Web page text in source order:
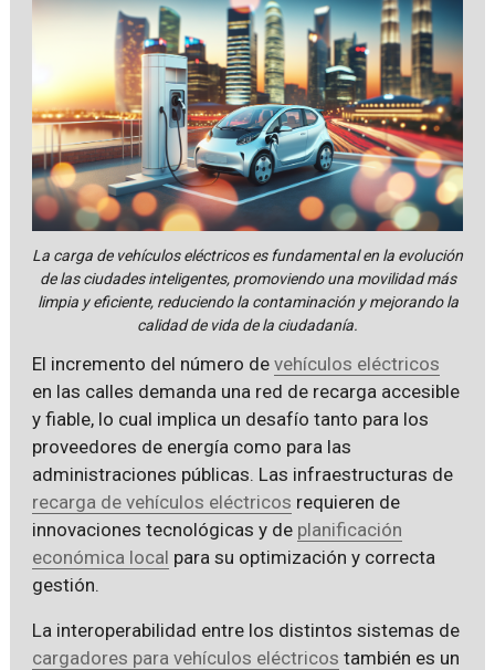
La carga de vehículos eléctricos es fundamental en la evolución
de las ciudades inteligentes, promoviendo una movilidad más
limpia y eficiente, reduciendo la contaminación y mejorando la
calidad de vida de la ciudadanía.
El incremento del número de vehículos eléctricos
en las calles demanda una red de recarga accesible
y fiable, lo cual implica un desafío tanto para los
proveedores de energía como para las
administraciones públicas. Las infraestructuras de
recarga de vehículos eléctricos requieren de
innovaciones tecnológicas y de planificación
económica local para su optimización y correcta
gestión.
La interoperabilidad entre los distintos sistemas de
cargadores para vehículos eléctricos también es un